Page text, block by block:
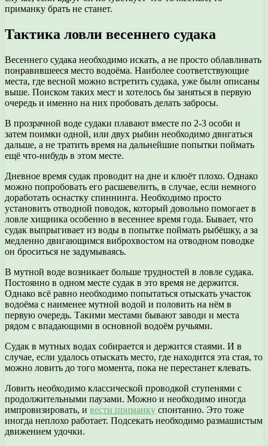
приманку брать не станет.
Тактика ловли весеннего судака
Весеннего судака необходимо искать, а не просто облавливать
понравившееся место водоёма. Наиболее соответствующие
места, где весной можно встретить судака, уже были описаны
выше. Поиском таких мест и хотелось бы заняться в первую
очередь и именно на них пробовать делать забросы.
В прозрачной воде судаки плавают вместе по 2-3 особи и
затем поимки одной, или двух рыбин необходимо двигаться
дальше, а не тратить время на дальнейшие попытки поймать
ещё что-нибудь в этом месте.
Дневное время судак проводит на дне и клюёт плохо. Однако
можно попробовать его расшевелить, в случае, если немного
доработать оснастку спиннинга. Необходимо просто
установить отводной поводок, который довольно помогает в
ловле хищника особенно в весеннее время года. Бывает, что
судак выпрыгивает из воды в попытке поймать рыбёшку, а за
медленно двигающимся виброхвостом на отводном поводке
он броситься не задумываясь.
В мутной воде возникает больше трудностей в ловле судака.
Постоянно в одном месте судак в это время не держится.
Однако всё равно необходимо попытаться отыскать участок
водоёма с наименее мутной водой и половить на нём в
первую очередь. Такими местами бывают заводи и места
рядом с впадающими в основной водоём ручьями.
Судак в мутных водах собирается и держится стаями. И в
случае, если удалось отыскать место, где находится эта стая, то
можно ловить до того момента, пока не перестанет клевать.
Ловить необходимо классической проводкой ступенями с
продолжительными паузами. Можно и необходимо иногда
импровизировать, и вести приманку спонтанно. Это тоже
иногда неплохо работает. Подсекать необходимо размашистым
движением удочки.